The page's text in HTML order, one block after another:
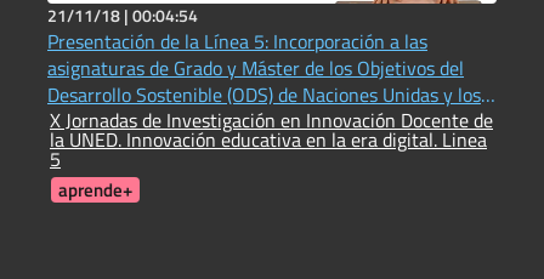
21/11/18 |00:04:54
Presentación de la Línea 5: Incorporación a las
asignaturas de Grado y Máster de los Objetivos del
Desarrollo Sostenible (ODS) de Naciones Unidas y los
valores que promueven
X Jornadas de Investigación en Innovación Docente de
la UNED. Innovación educativa en la era digital. Linea
5
aprende+